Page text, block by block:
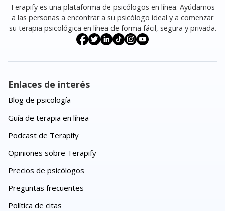
Terapify es una plataforma de psicólogos en línea. Ayúdamos
a las personas a encontrar a su psicólogo ideal y a comenzar
su terapia psicológica en línea de forma fácil, segura y privada.
Enlaces de interés
Blog de psicología
Guía de terapia en línea
Podcast de Terapify
Opiniones sobre Terapify
Precios de psicólogos
Preguntas frecuentes
Política de citas